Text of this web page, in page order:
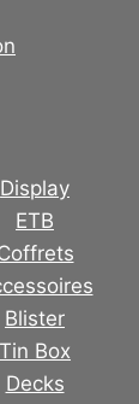
Display
ETB
Blister
Tin Box
Decks